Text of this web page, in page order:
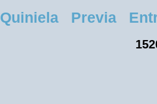
Quiniela Previa